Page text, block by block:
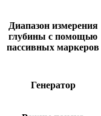
Диапазон измерения
глубины с помощью
пассивных маркеров
Генератор